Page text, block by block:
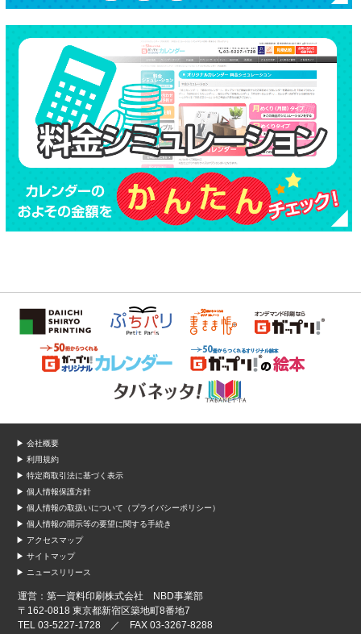
▶ 会社概要
▶ 利用規約
▶ 特定商取引法に基づく表示
▶ 個人情報保護方針
▶ 個人情報の取扱いについて（プライバシーポリシー）
▶ 個人情報の開示等の要望に関する手続き
▶ アクセスマップ
▶ サイトマップ
▶ ニュースリリース
運営：第一資料印刷株式会社 NBD事業部
〒162-0818 東京都新宿区築地町8番地7
TEL 03-5227-1728 ／ FAX 03-3267-8288